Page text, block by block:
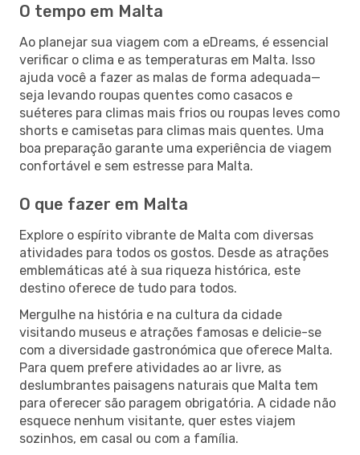
O tempo em Malta
Ao planejar sua viagem com a eDreams, é essencial
verificar o clima e as temperaturas em Malta. Isso
ajuda você a fazer as malas de forma adequada—
seja levando roupas quentes como casacos e
suéteres para climas mais frios ou roupas leves como
shorts e camisetas para climas mais quentes. Uma
boa preparação garante uma experiência de viagem
confortável e sem estresse para Malta.
O que fazer em Malta
Explore o espírito vibrante de Malta com diversas
atividades para todos os gostos. Desde as atrações
emblemáticas até à sua riqueza histórica, este
destino oferece de tudo para todos.
Mergulhe na história e na cultura da cidade
visitando museus e atrações famosas e delicie-se
com a diversidade gastronómica que oferece Malta.
Para quem prefere atividades ao ar livre, as
deslumbrantes paisagens naturais que Malta tem
para oferecer são paragem obrigatória. A cidade não
esquece nenhum visitante, quer estes viajem
sozinhos, em casal ou com a família.